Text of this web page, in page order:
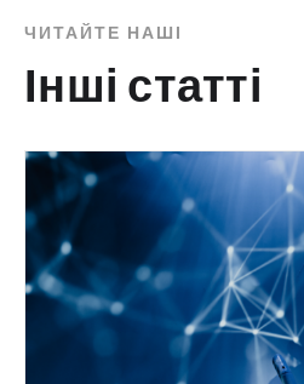
ЧИТАЙТЕ НАШІ
Інші статті